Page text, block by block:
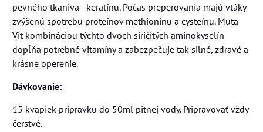
pevného tkaniva - keratínu. Počas preperovania majú vtáky
zvýšenú spotrebu proteínov methionínu a cysteínu. Muta-
Vit kombináciou týchto dvoch siričitých aminokyselín
dopĺňa potrebné vitamíny a zabezpečuje tak silné, zdravé a
krásne operenie.
Dávkovanie:
15 kvapiek prípravku do 50ml pitnej vody. Pripravovať vždy
čerstvé.